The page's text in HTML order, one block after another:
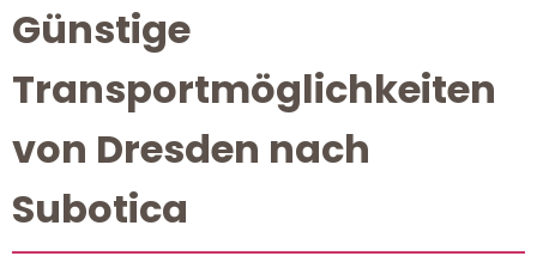
Günstige
Transportmöglichkeiten
von Dresden nach
Subotica